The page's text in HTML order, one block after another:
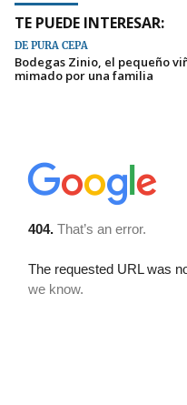
TE PUEDE INTERESAR:
DE PURA CEPA
Bodegas Zinio, el pequeño
mimado por una familia